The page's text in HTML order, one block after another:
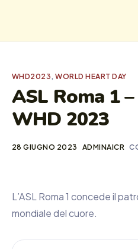
CHI
I SALVATI
FORMAZIONE
WHD2023,WORLD HEART DAY
ASL Roma 1
WHD 2023
28 GIUGNO 2023 ADMINAICR
L’ASL Roma 1 concede il
mondiale del cuore.